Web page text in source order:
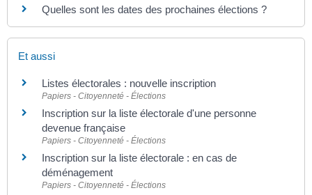
Quelles sont les dates des prochaines élections ?
Et aussi
Listes électorales : nouvelle inscription
Papiers - Citoyenneté - Élections
Inscription sur la liste électorale d'une personne
devenue française
Papiers - Citoyenneté - Élections
Inscription sur la liste électorale : en cas de
déménagement
Papiers - Citoyenneté - Élections